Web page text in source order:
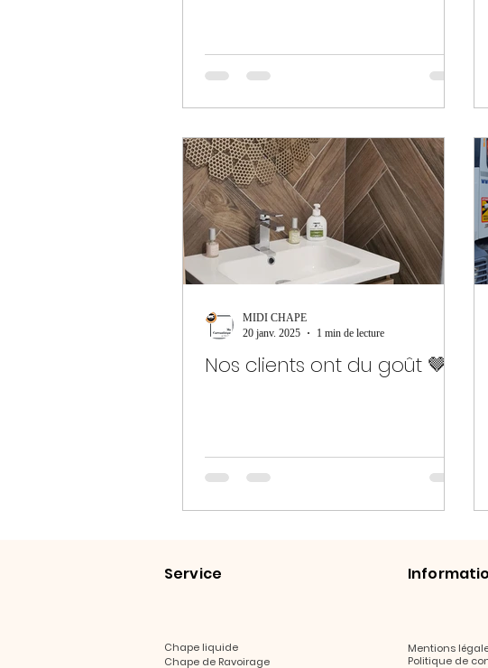
Nos clients ont du goût 🤎
MIDI CHAPE
20 janv. 2025
1 min de lecture
Service
Chape liquide
Chape de Ravoirage
Mentions
Politique de